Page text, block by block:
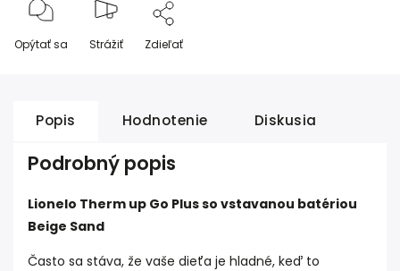
Opýtať sa Strážiť Zdieľať
Popis Hodnotenie Diskusia
Podrobný popis
Lionelo Therm up Go Plus so vstavanou batériou
Beige Sand
Často sa stáva, že vaše dieťa je hladné, keď to